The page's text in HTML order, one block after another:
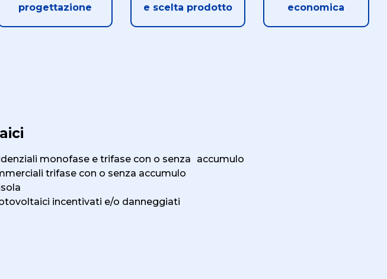
progettazione
e scelta prodotto
economica
monofase e trifase con o senza accumulo
trifase con o senza accumulo
incentivati e/o danneggiati